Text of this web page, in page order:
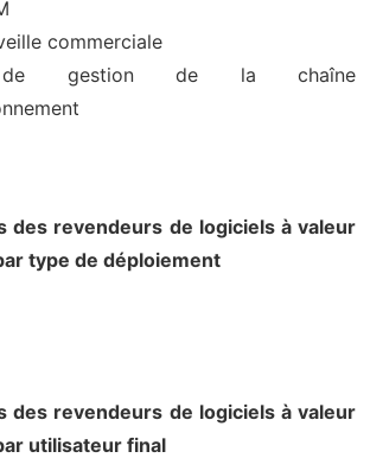
commerciale
de gestion de la chaîne
des revendeurs de logiciels à valeur
type de déploiement
des revendeurs de logiciels à valeur
utilisateur final